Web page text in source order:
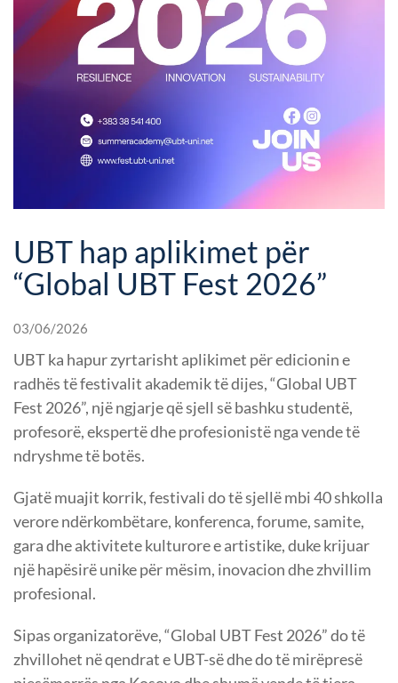
UBT hap aplikimet për
“Global UBT Fest 2026”
03/06/2026
UBT ka hapur zyrtarisht aplikimet për edicionin e
radhës të festivalit akademik të dijes, “Global UBT
Fest 2026”, një ngjarje që sjell së bashku studentë,
profesorë, ekspertë dhe profesionistë nga vende të
ndryshme të botës.
Gjatë muajit korrik, festivali do të sjellë mbi 40 shkolla
verore ndërkombëtare, konferenca, forume, samite,
gara dhe aktivitete kulturore e artistike, duke krijuar
një hapësirë unike për mësim, inovacion dhe zhvillim
profesional.
Sipas organizatorëve, “Global UBT Fest 2026” do të
zhvillohet në qendrat e UBT-së dhe do të mirëpresë